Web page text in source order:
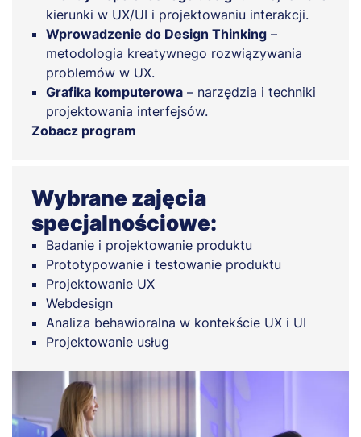
kierunki w UX/UI i projektowaniu interakcji.
Wprowadzenie do Design Thinking –
metodologia kreatywnego rozwiązywania
problemów w UX.
Grafika komputerowa – narzędzia i techniki
projektowania interfejsów.
Zobacz program
Wybrane zajęcia
specjalnościowe:
Badanie i projektowanie produktu
Prototypowanie i testowanie produktu
Projektowanie UX
Webdesign
Analiza behawioralna w kontekście UX i UI
Projektowanie usług